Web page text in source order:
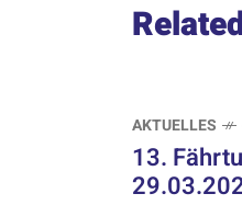
AKTUELLES
13.